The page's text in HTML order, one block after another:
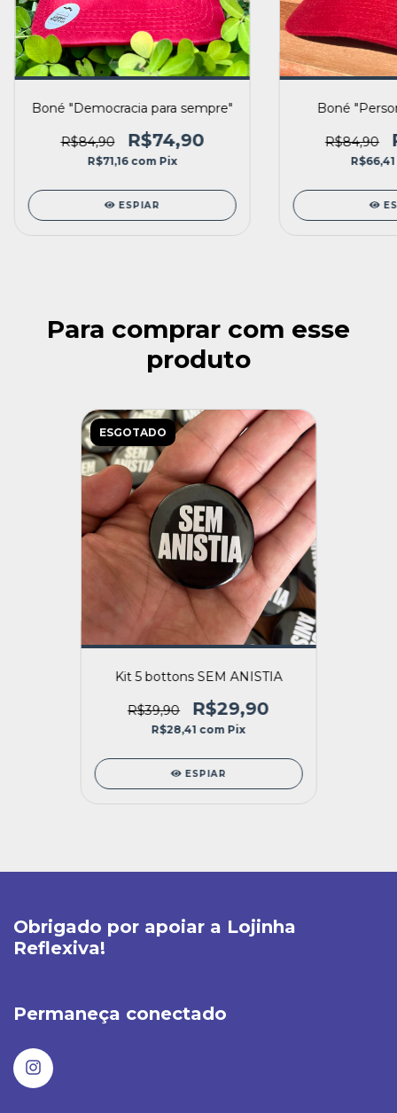
Boné "Democracia para sempre"
R$84,90 R$74,90
R$71,16 com Pix
ESPIAR
Boné
R$84,90
R$66,41
Para comprar com esse
produto
ESGOTADO
Kit 5 bottons SEM ANISTIA
R$39,90 R$29,90
R$28,41 com Pix
ESPIAR
Obrigado por apoiar a Lojinha
Reflexiva!
Permaneça conectado